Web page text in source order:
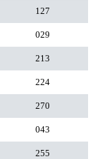
127
029
213
224
270
043
255